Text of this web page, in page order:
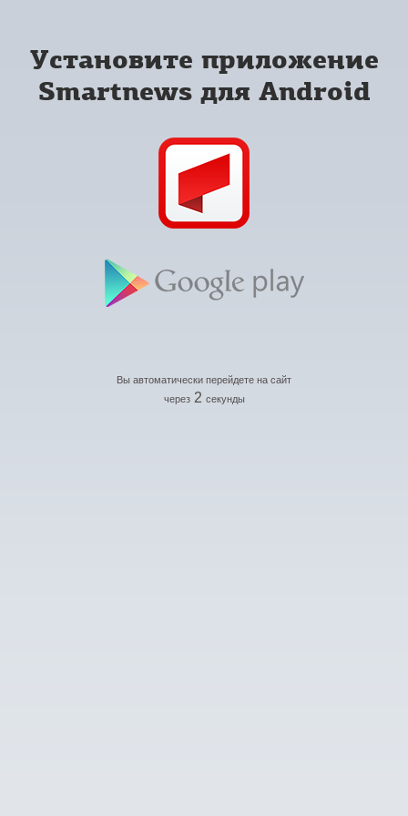
Установите приложение
Smartnews для Android
Вы автоматически перейдете на сайт
через 2 секунды